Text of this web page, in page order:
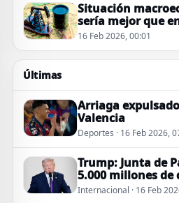
Situación
sería mejor que
16 Feb 2026, 00:01
Últimas
Arriaga
Valencia
Deportes · 16 Feb 2026,
Trump: Junta de
5.000 millones de
Internacional · 16 Feb